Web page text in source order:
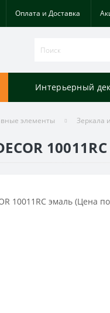
Оплата и Доставка
Интерьерный
элементы Зеркала